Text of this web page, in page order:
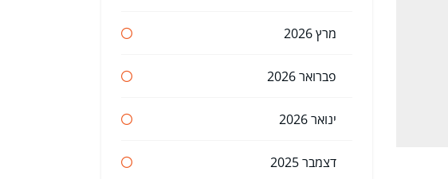
מרץ 2026
פברואר 2026
ינואר 2026
דצמבר 2025